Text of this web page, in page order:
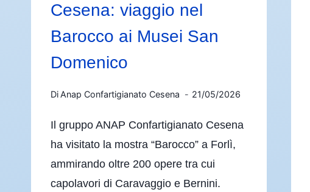
Cesena: viaggio nel
Barocco ai Musei San
Domenico
DiAnap Confartigianato Cesena 21/05/2026
Il gruppo ANAP Confartigianato Cesena
ha visitato la mostra “Barocco” a Forlì,
ammirando oltre 200 opere tra cui
capolavori di Caravaggio e Bernini.